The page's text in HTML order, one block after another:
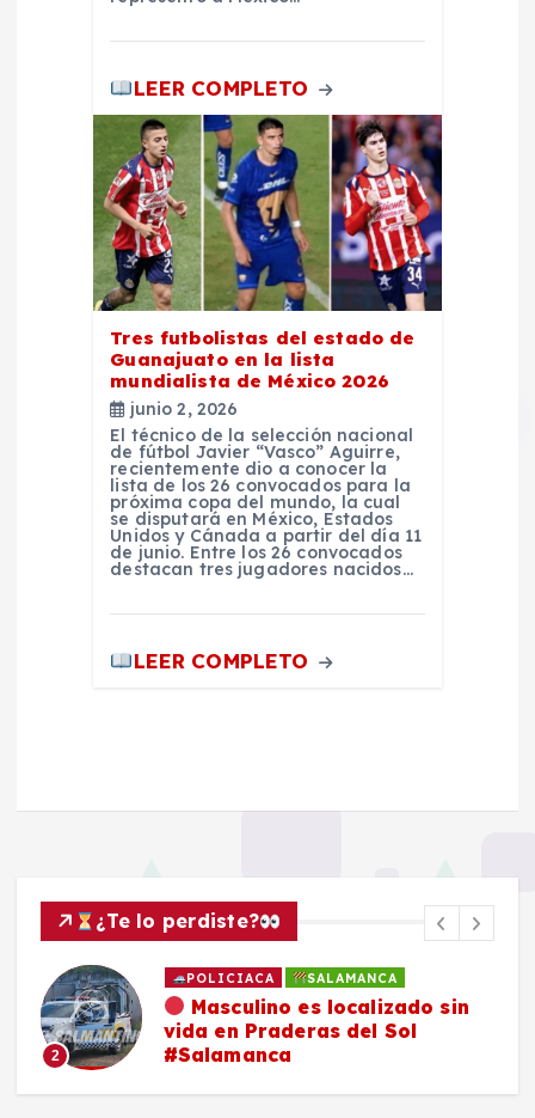
LEER COMPLETO
Tres futbolistas del estado de
Guanajuato en la lista
mundialista de México 2026
junio 2, 2026
El técnico de la selección nacional
de fútbol Javier “Vasco” Aguirre,
recientemente dio a conocer la
lista de los 26 convocados para la
próxima copa del mundo, la cual
se disputará en México, Estados
Unidos y Cánada a partir del día 11
de junio. Entre los 26 convocados
destacan tres jugadores nacidos…
LEER COMPLETO
¿Te lo perdiste?
POLICIACA SALAMANCA
Masculino es localizado sin
vida en Praderas del Sol
#Salamanca